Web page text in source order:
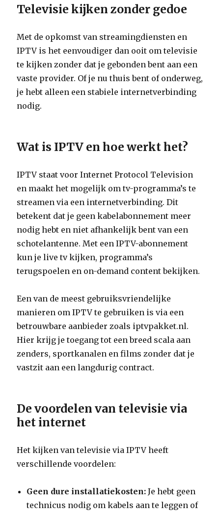
Televisie kijken zonder gedoe
Met de opkomst van streamingdiensten en
IPTV is het eenvoudiger dan ooit om televisie
te kijken zonder dat je gebonden bent aan een
vaste provider. Of je nu thuis bent of onderweg,
je hebt alleen een stabiele internetverbinding
nodig.
Wat is IPTV en hoe werkt het?
IPTV staat voor Internet Protocol Television
en maakt het mogelijk om tv-programma’s te
streamen via een internetverbinding. Dit
betekent dat je geen kabelabonnement meer
nodig hebt en niet afhankelijk bent van een
schotelantenne. Met een IPTV-abonnement
kun je live tv kijken, programma’s
terugspoelen en on-demand content bekijken.
Een van de meest gebruiksvriendelijke
manieren om IPTV te gebruiken is via een
betrouwbare aanbieder zoals iptvpakket.nl.
Hier krijg je toegang tot een breed scala aan
zenders, sportkanalen en films zonder dat je
vastzit aan een langdurig contract.
De voordelen van televisie via
het internet
Het kijken van televisie via IPTV heeft
verschillende voordelen:
Geen dure installatiekosten: Je hebt geen
technicus nodig om kabels aan te leggen of